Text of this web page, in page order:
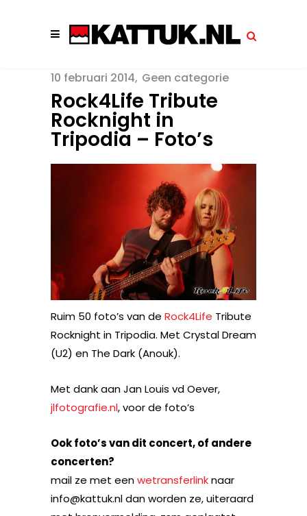
10 februari 2014 Geen categorie
Rock4Life Tribute
Rocknight in
Tripodia – Foto’s
Ruim 50 foto’s van de Rock4Life Tribute
Rocknight in Tripodia. Met Crystal Dream
(U2) en The Dark (Anouk).
Met dank aan Jan Louis vd Oever,
jlfotografie.nl, voor de foto’s
Ook foto’s van dit concert, of andere
concerten?
mail ze met eenwetransferlinknaar
info@kattuk.nl dan worden ze, uiteraard